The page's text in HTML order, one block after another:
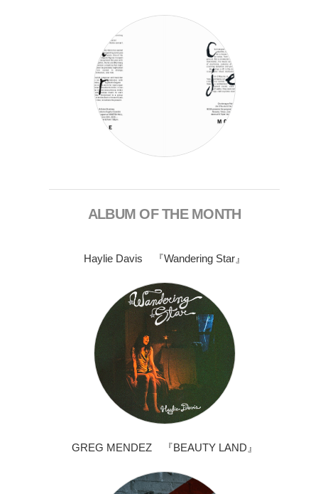
ALBUM OF THE MONTH
Haylie Davis 『Wandering Star』
GREG MENDEZ 『BEAUTY LAND』